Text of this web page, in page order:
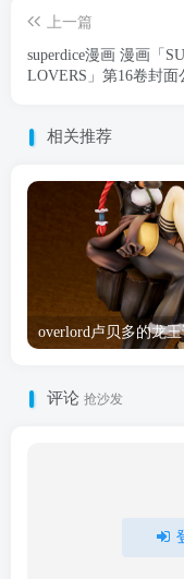
上一篇
superdice漫画 漫画「
LOVERS」第16卷封面
相关推荐
评论 抢沙发